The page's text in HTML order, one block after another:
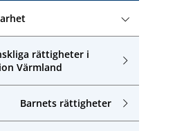
rättigheter i
Värmland
Barnets rättigheter